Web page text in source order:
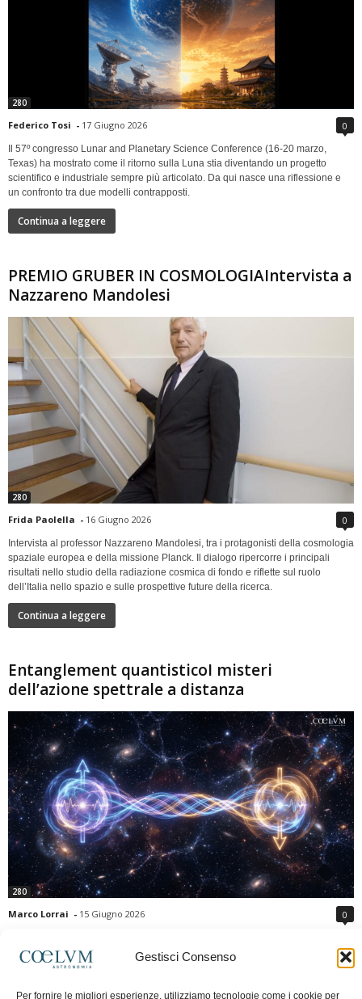
Gestisci Consenso
Per fornire le migliori esperienze, utilizziamo tecnologie come i cookie per
280
Federico Tosi - 17 Giugno 2026 0
Il 57º congresso Lunar and Planetary Science Conference (16-20 marzo,
Texas) ha mostrato come il ritorno sulla Luna stia diventando un progetto
scientifico e industriale sempre più articolato. Da qui nasce una riflessione e
un confronto tra due modelli contrapposti.
Continua a leggere
PREMIO GRUBER IN COSMOLOGIAIntervista a
Nazzareno Mandolesi
280
Frida Paolella - 16 Giugno 2026 0
Intervista al professor Nazzareno Mandolesi, tra i protagonisti della cosmologia
spaziale europea e della missione Planck. Il dialogo ripercorre i principali
risultati nello studio della radiazione cosmica di fondo e riflette sul ruolo
dell’Italia nello spazio e sulle prospettive future della ricerca.
Continua a leggere
Entanglement quantisticoI misteri
dell’azione spettrale a distanza
280
Marco Lorrai - 15 Giugno 2026 0
moderna: due particelle possono mostrare correlazioni che sembrano ignorare
la distanza che le separa. Gli esperimenti e i teoremi di Bell hanno escluso le
previsioni della meccanica quantistica. Nonostante ciò, l'entanglement non